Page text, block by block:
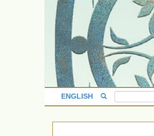
ENGLISH